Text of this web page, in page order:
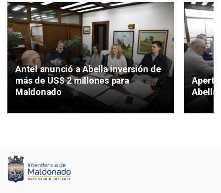
Antel anunció a Abella inversión de
más de US$ 2 millones para
Maldonado
Abella